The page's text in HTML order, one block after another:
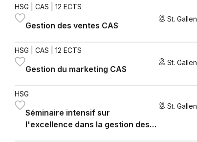
HSG | CAS | 12 ECTS
Gestion des ventes CAS
St. Gallen
HSG | CAS | 12 ECTS
Gestion du marketing CAS
St. Gallen
HSG
Séminaire intensif sur
l'excellence dans la gestion des
St. Gallen